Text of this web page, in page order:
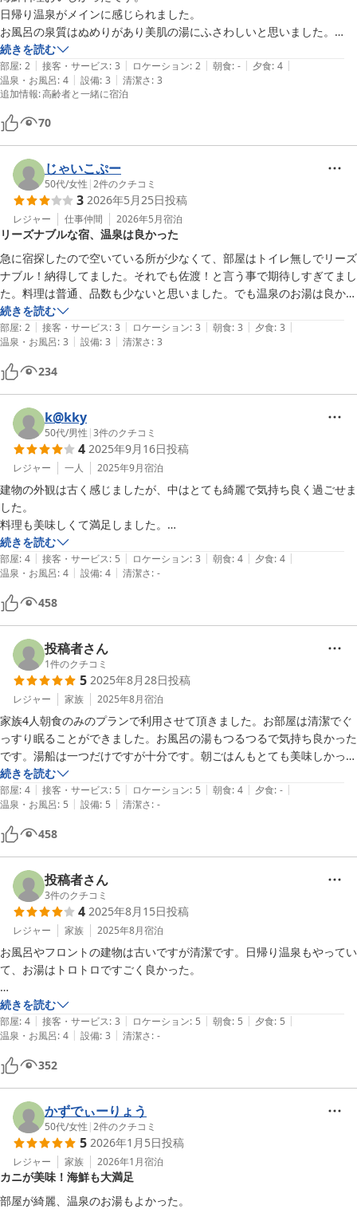
日帰り温泉がメインに感じられました。
お風呂の泉質はぬめりがあり美肌の湯にふさわしいと思いました。
残念ながら部屋からの景色、風呂場からの景色はよくなく、トイレが共
同なのも不満でした。
続きを読む
部屋: 2 | 接客・サービス: 3 | ロケーション: 2 | 朝食: - | 夕食: 4 |
温泉・お風呂: 4 | 設備: 3 | 清潔さ: 3
追加情報:高齢者と一緒に宿泊
70
じゃいこぷー
50代/女性 |2件のクチコミ
3 2026年5月25日投稿
レジャー 仕事仲間 2026年5月宿泊
リーズナブルな宿、温泉は良かった
急に宿探したので空いている所が少なくて、部屋はトイレ無しでリーズ
ナブル！納得してました。それでも佐渡！と言う事で期待しすぎてまし
た。料理は普通、品数も少ないと思いました。でも温泉のお湯は良かっ
たです
続きを読む
部屋: 2 | 接客・サービス: 3 | ロケーション: 3 | 朝食: 3 | 夕食: 3 |
温泉・お風呂: 3 | 設備: 3 | 清潔さ: 3
234
k@kky
50代/男性 |3件のクチコミ
4 2025年9月16日投稿
レジャー 一人 2025年9月宿泊
建物の外観は古く感じましたが、中はとても綺麗で気持ち良く過ごせま
した。
料理も美味しくて満足しました。
立地は商店やコンビニなど近くに有りませんが、このホテルに限らず中
心部以外のホテルは皆同じなので、しょうがないのかなと思います。
続きを読む
部屋: 4 | 接客・サービス: 5 | ロケーション: 3 | 朝食: 4 | 夕食: 4 |
温泉・お風呂: 4 | 設備: 4 | 清潔さ: -
458
投稿者さん
1件のクチコミ
5 2025年8月28日投稿
レジャー 家族 2025年8月宿泊
家族4人朝食のみのプランで利用させて頂きました。お部屋は清潔でぐ
っすり眠ることができました。お風呂の湯もつるつるで気持ち良かった
です。湯船は一つだけですが十分です。朝ごはんもとても美味しかった
です。注意点といたしましてはお部屋は引き戸２枚のみで廊下とつなが
っていますので遮音性はあまりありませんので静かに利用しましょう。
それと近隣に家族で夕食をとれる場所が少ないので家族利用の場合は計
画をたてる必要はあります。居酒屋は色々あるようです。朝ごはんがと
ても美味しかったので夕食付きのプランもいいと思います。お値段を考
えるととてもリーズナブルに宿泊でき大変満足できました。ありがとう
ございました。
続きを読む
部屋: 4 | 接客・サービス: 5 | ロケーション: 5 | 朝食: 4 | 夕食: - |
温泉・お風呂: 5 | 設備: 5 | 清潔さ: -
458
投稿者さん
3件のクチコミ
4 2025年8月15日投稿
レジャー 家族 2025年8月宿泊
お風呂やフロントの建物は古いですが清潔です。日帰り温泉もやってい
て、お湯はトロトロですごく良かった。
食事も凝った料理ではないが、素材が新鮮でとっても美味しかった！
部屋は新しく綺麗で快適でした。
このお値段では申し訳ないくらいです。
続きを読む
部屋: 4 | 接客・サービス: 3 | ロケーション: 5 | 朝食: 5 | 夕食: 5 |
温泉・お風呂: 4 | 設備: 3 | 清潔さ: -
352
かずでぃーりょう
50代/女性 |2件のクチコミ
5 2026年1月5日投稿
レジャー 家族 2026年1月宿泊
カニが美味！海鮮も大満足
部屋が綺麗、温泉のお湯もよかった。